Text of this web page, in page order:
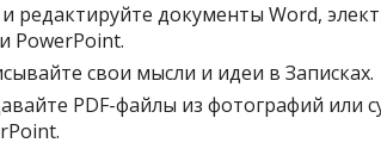
редактируйте документы Word,
PowerPoint.
свои мысли и идеи в Записках.
PDF-файлы из фотографий или